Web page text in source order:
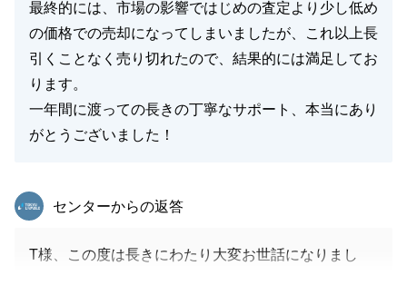
最終的には、市場の影響ではじめの査定より少し低め
の価格での売却になってしまいましたが、これ以上長
引くことなく売り切れたので、結果的には満足してお
ります。
一年間に渡っての長きの丁寧なサポート、本当にあり
がとうございました！
東急リバブル
センターからの返答
T様、この度は長きにわたり大変お世話になりまし